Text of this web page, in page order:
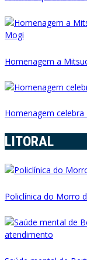
Homenagem a
Homenagem celebra
LITORAL
Policlínica do Morro